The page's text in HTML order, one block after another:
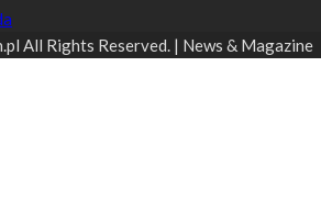
All Rights Reserved. | News & Magazine